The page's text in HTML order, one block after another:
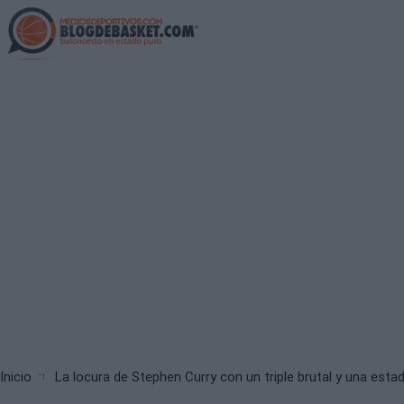
Skip
to
main
Breadcrumb
Inicio La locura de Stephen Curry con un triple brutal y una